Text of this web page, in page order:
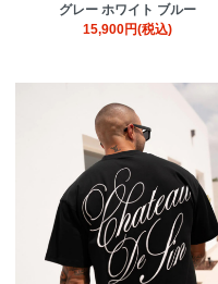
グレー ホワイト ブルー
15,900円(税込)